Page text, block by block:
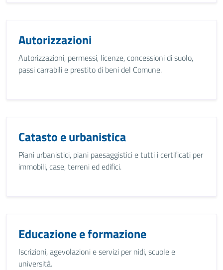
Autorizzazioni
Autorizzazioni, permessi, licenze, concessioni di suolo,
passi carrabili e prestito di beni del Comune.
Catasto e urbanistica
Piani urbanistici, piani paesaggistici e tutti i certificati per
immobili, case, terreni ed edifici.
Educazione e formazione
Iscrizioni, agevolazioni e servizi per nidi, scuole e
università.